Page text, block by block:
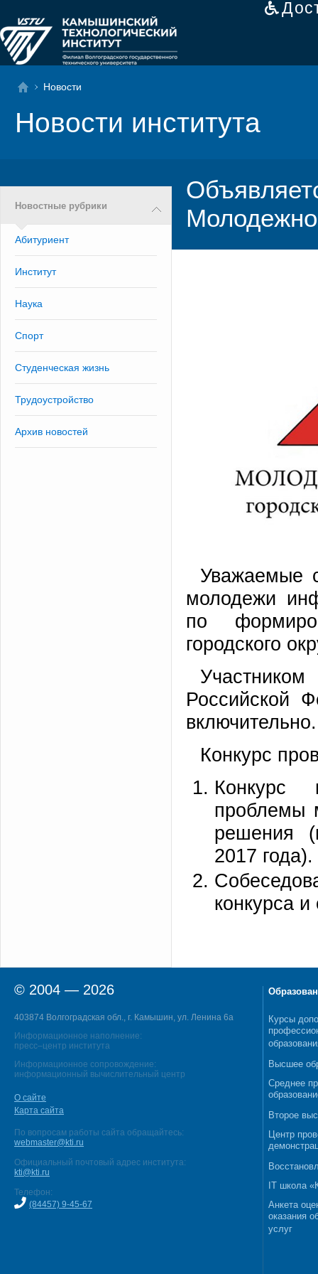
Новости
Новости института
Новостные рубрики
Абитуриент
Институт
Наука
Спорт
Студенческая жизнь
Трудоустройство
Архив новостей
Уважаемые
молодежи
по
городского
Российской
включительно.
Конкурс
Конкурс
проблемы
решения
2017 года).
конкурса
© 2004 — 2026
403874 Волгоградская обл., г. Камышин, ул. Ленина 6а
Информационное наполнение:
пресс–центр института
Информационное сопровождение:
информационный вычислительный центр
О сайте
Карта сайта
По вопросам работы сайта обращайтесь:
webmaster@kti.ru
Официальный почтовый адрес института:
kti@kti.ru
Телефон:
(84457) 9-45-67
Курсы
Высшее
Среднее
Второе
Центр
IT школа
Анкета
оказания
услуг